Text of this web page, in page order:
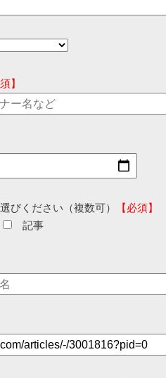
】
びください（複数可）
【必須】
記事